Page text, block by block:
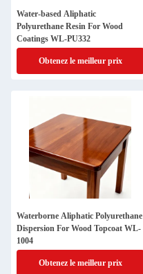
Water-based Aliphatic
Polyurethane Resin For Wood
Coatings WL-PU332
Obtenez le meilleur prix
Waterborne Aliphatic Polyurethane
Dispersion For Wood Topcoat WL-
1004
Obtenez le meilleur prix